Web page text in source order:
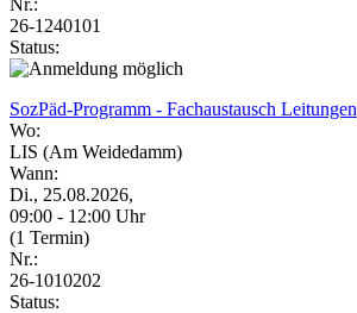
26-1240101
Status:
SozPäd-Programm - Fachaustausch Leitungen
Wo:
LIS (Am Weidedamm)
Wann:
Di., 25.08.2026,
09:00 - 12:00 Uhr
(1 Termin)
Nr.:
26-1010202
Status: